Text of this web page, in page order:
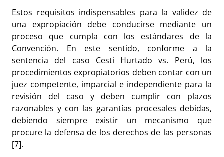
Estos requisitos indispensables para la validez de
una expropiación debe conducirse mediante un
proceso que cumpla con los estándares de la
Convención. En este sentido, conforme a la
sentencia del caso Cesti Hurtado vs. Perú, los
procedimientos expropiatorios deben contar con un
juez competente, imparcial e independiente para la
revisión del caso y deben cumplir con plazos
razonables y con las garantías procesales debidas,
debiendo siempre existir un mecanismo que
procure la defensa de los derechos de las personas
[7].